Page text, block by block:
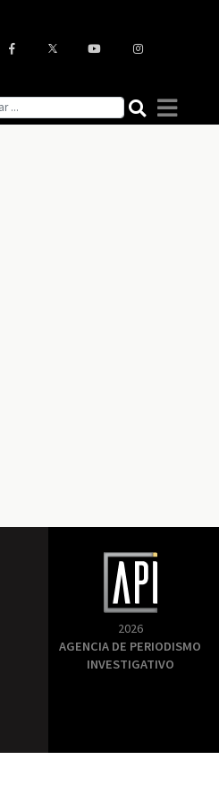
2026
AGENCIA DE PERIODISMO
INVESTIGATIVO